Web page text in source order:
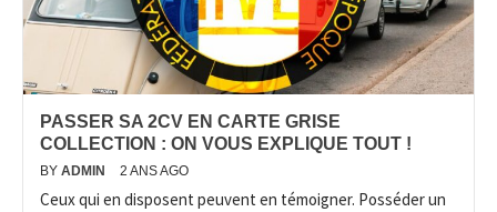
PASSER SA 2CV EN CARTE GRISE
COLLECTION : ON VOUS EXPLIQUE TOUT !
BY ADMIN 2 ANS AGO
Ceux qui en disposent peuvent en témoigner. Posséder un